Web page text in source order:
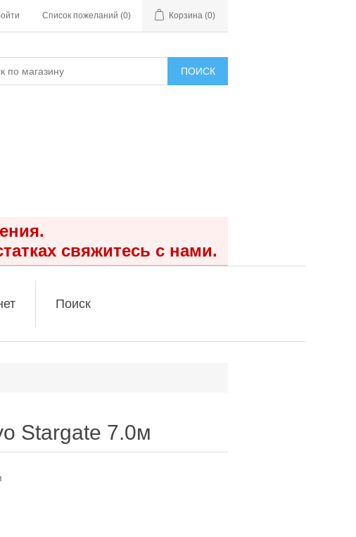
Список пожеланий (0) Корзина (0)
ПОИСК
свяжитесь с нами.
Поиск
Stargate 7.0м